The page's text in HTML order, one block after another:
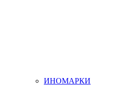
ИНОМАРКИ